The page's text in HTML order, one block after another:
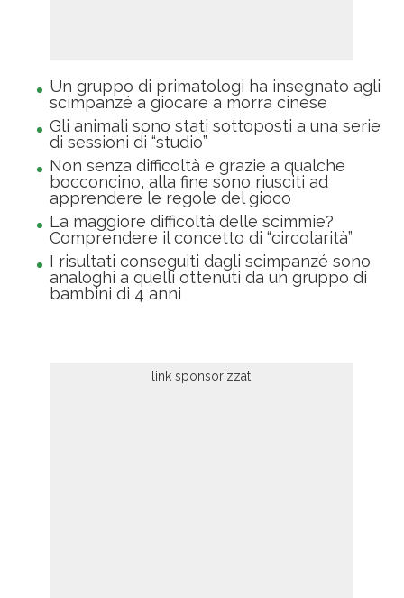
Un gruppo di primatologi ha insegnato agli
scimpanzé a giocare a morra cinese
Gli animali sono stati sottoposti a una serie
di sessioni di “studio”
Non senza difficoltà e grazie a qualche
bocconcino, alla fine sono riusciti ad
apprendere le regole del gioco
La maggiore difficoltà delle scimmie?
Comprendere il concetto di “circolarità”
I risultati conseguiti dagli scimpanzé sono
analoghi a quelli ottenuti da un gruppo di
bambini di 4 anni